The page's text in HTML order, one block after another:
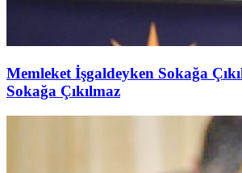
Memleket İşgaldeyken Sokağa
Sokağa Çıkılmaz